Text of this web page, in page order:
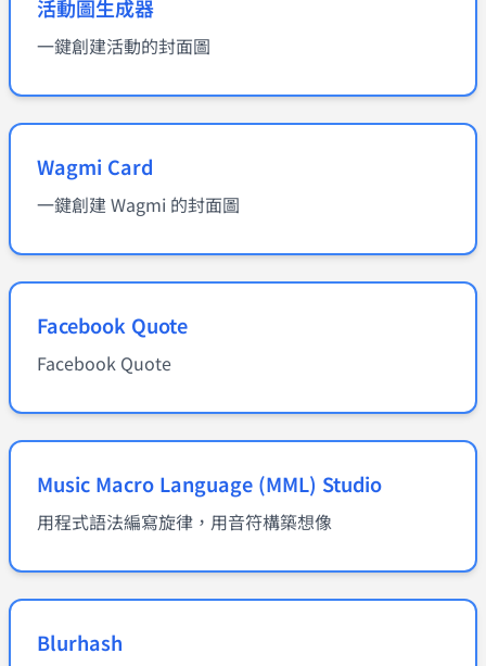
活動圖生成器
一鍵創建活動的封面圖
Wagmi Card
一鍵創建 Wagmi 的封面圖
Facebook Quote
Facebook Quote
Music Macro Language (MML) Studio
用程式語法編寫旋律，用音符構築想像
Blurhash